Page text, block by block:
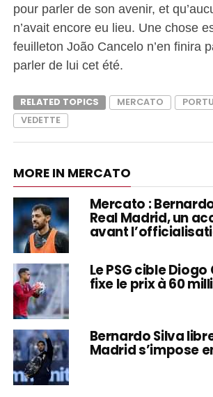
pour parler de son avenir, et
n’avait encore eu lieu. Une chose
feuilleton João Cancelo n’en finira
parler de lui cet été.
RELATED TOPICS MERCATO
VEDETTE
MORE IN MERCATO
Mercato :
Real Madrid, un
avant
Le PSG cible
fixe le prix à 60
Bernardo Silva
Madrid s’impose